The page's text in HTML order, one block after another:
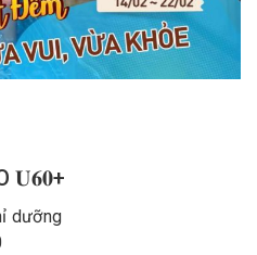
𝐔𝟔𝟎+
dưỡng